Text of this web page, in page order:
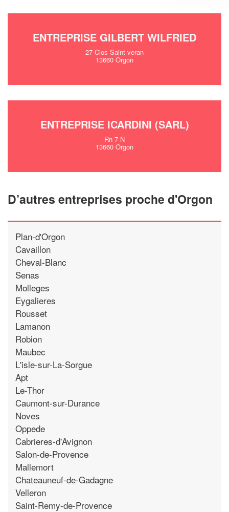
ENTREPRISE GILBERT WILFRIED
27 Clos Saint-veran
13660 Orgon
ENTREPRISE ICARDINI (SARL)
Rn 7 N
13660 Orgon
D’autres entreprises proche d'Orgon
Plan-d'Orgon
Cavaillon
Cheval-Blanc
Senas
Molleges
Eygalieres
Rousset
Lamanon
Robion
Maubec
L'isle-sur-La-Sorgue
Apt
Le-Thor
Caumont-sur-Durance
Noves
Oppede
Cabrieres-d'Avignon
Salon-de-Provence
Mallemort
Chateauneuf-de-Gadagne
Velleron
Saint-Remy-de-Provence